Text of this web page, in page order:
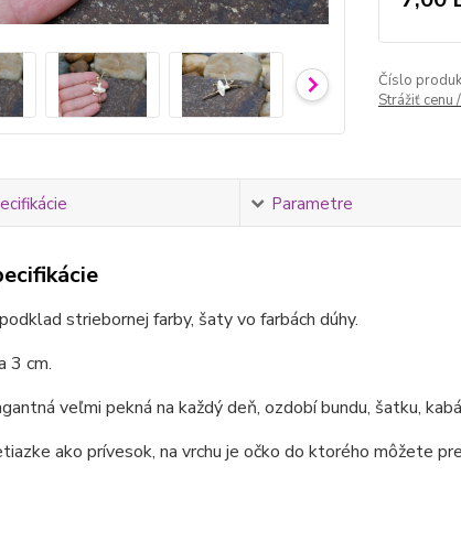
Číslo
Strážiť
Parametre
striebornej farby, šaty vo farbách dúhy.
3 cm.
veľmi pekná na každý deň, ozdobí bundu, šatku,
ako prívesok, na vrchu je očko do ktorého môžete